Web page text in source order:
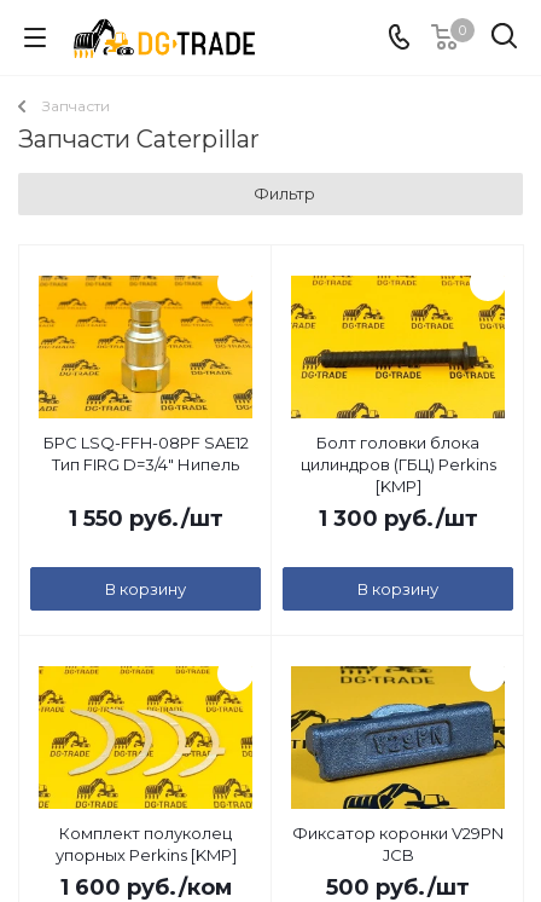
0
Запчасти
Запчасти Caterpillar
Фильтр
БРС LSQ-FFH-08PF SAE12
Тип FIRG D=3/4" Нипель
1 550 руб./шт
В корзину
Болт головки блока
цилиндров (ГБЦ) Perkins
[KMP]
1 300 руб./шт
В корзину
Комплект полуколец
упорных Perkins [KMP]
1 600 руб./ком
Фиксатор коронки V29PN
JCB
500 руб./шт